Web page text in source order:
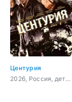
Центурия
2026, Россия, детектив